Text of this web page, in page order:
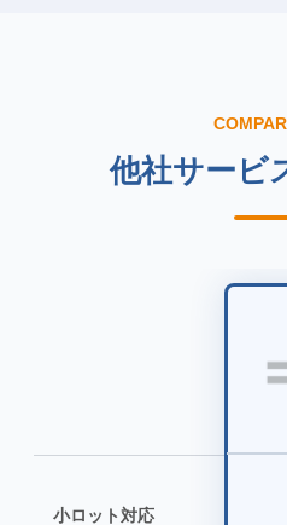
他社サービ
小ロット対応